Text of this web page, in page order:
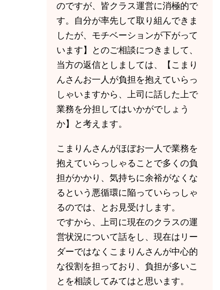
のですが、皆クラス運営に消極的で
す。自分が率先して取り組んできま
したが、モチベーションが下がって
います】とのご相談につきまして、
当方の返信としましては、【こまり
んさんお一人が負担を抱えていらっ
しゃいますから、上司に話した上で
業務を分担してはいかがでしょう
か】と考えます。
こまりんさんがほぼお一人で業務を
抱えていらっしゃることで多くの負
担がかかり、気持ちに余裕がなくな
るという悪循環に陥っていらっしゃ
るのでは、とお見受けします。
ですから、上司に現在のクラスの運
営状況について話をし、現在はリー
ダーではなくこまりんさんが中心的
な役割を担っており、負担が多いこ
とを相談してみてはと思います。